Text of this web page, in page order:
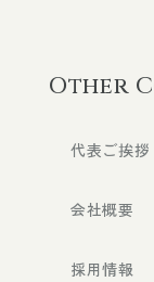
Other
代表ご挨拶
会社概要
採用情報